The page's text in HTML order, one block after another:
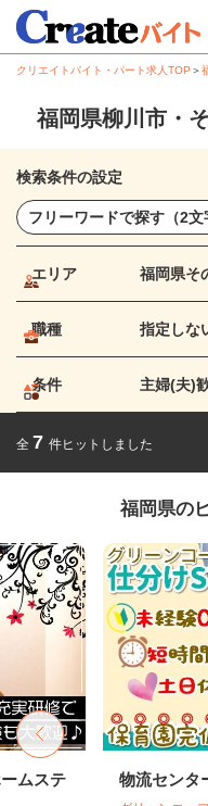
クリエイトバイト・パート求人TOP ＞
福岡県柳川市・
検索条件の設定
エリア 福岡県そ
職種 指定しな
条件 主婦(夫)
全 7 件ヒットしました
福岡県の
ムステ 物流センタ